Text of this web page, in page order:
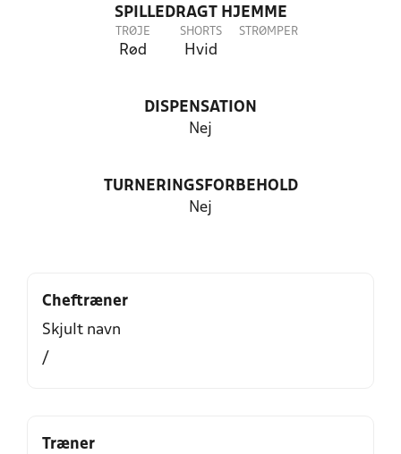
SPILLEDRAGT HJEMME
TRØJE
Rød
SHORTS
Hvid
STRØMPER
DISPENSATION
Nej
TURNERINGSFORBEHOLD
Nej
Cheftræner
Skjult navn
/
Træner